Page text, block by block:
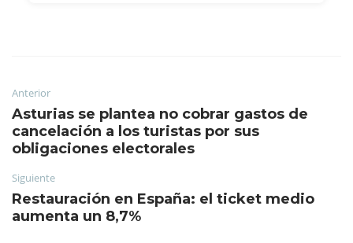
Anterior
Asturias se plantea no cobrar gastos de
cancelación a los turistas por sus
obligaciones electorales
Siguiente
Restauración en España: el ticket medio
aumenta un 8,7%